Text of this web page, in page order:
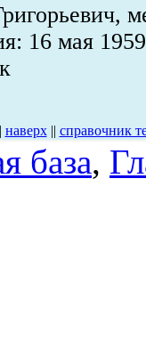
16 мая
наверх|| справочник
база,